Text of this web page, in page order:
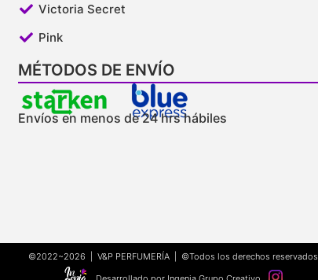
Victoria Secret
Pink
MÉTODOS DE ENVÍO
Envíos en menos de 24 hrs hábiles
©2022~2026 | V&P PERFUMERÍA | ©Todos los derechos reservados